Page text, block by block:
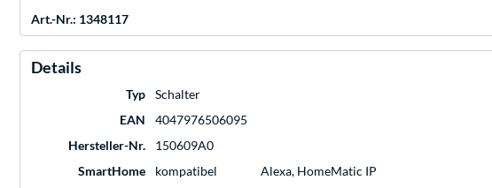
Art.-Nr.: 1348117
Details
Typ
Schalter
EAN
4047976506095
Hersteller-Nr.
150609A0
SmartHome
kompatibel
Alexa, HomeMatic IP